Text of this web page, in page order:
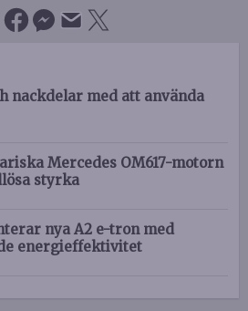
nackdelar med att använda
Mercedes OM617-motorn
styrka
nya A2 e-tron med
energieffektivitet